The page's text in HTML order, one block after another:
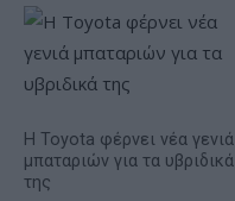
Η Toyota φέρνει νέα γενιά
μπαταριών για τα υβριδικά
της